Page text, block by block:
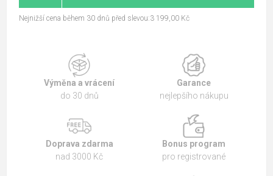
Nejnižší cena během 30 dnů před slevou:3 199,00 Kč
Výměna a vrácení
do 30 dnů
Garance
nejlepšího nákupu
Doprava zdarma
nad 3000 Kč
Bonus program
pro registrované